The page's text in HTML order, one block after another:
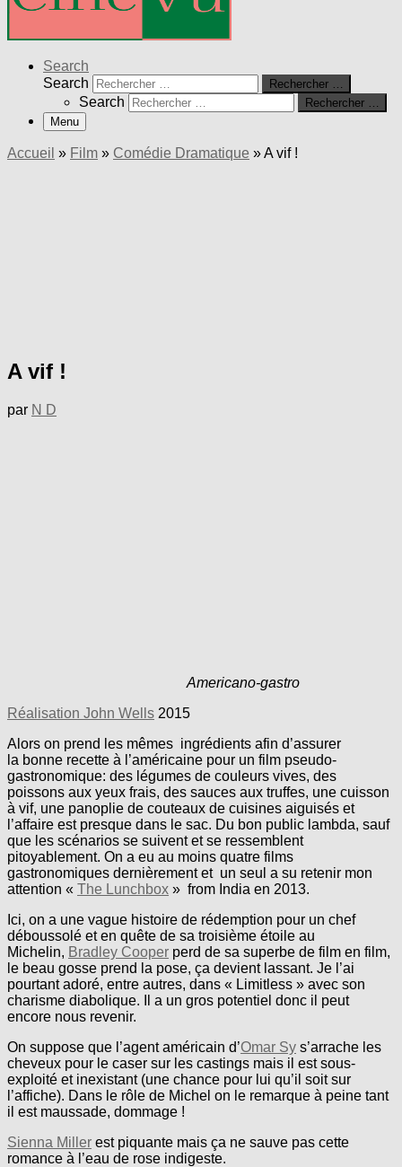
Search
Search
Rechercher …
Search
Rechercher …
Menu
Accueil » Film » Comédie Dramatique »A vif !
A vif !
par N D
Americano-gastro
Réalisation John Wells 2015
Alors on prend les mêmes ingrédients afin d’assurer
la bonne recette à l’américaine pour un film pseudo-
gastronomique: des légumes de couleurs vives, des
poissons aux yeux frais, des sauces aux truffes, une cuisson
à vif, une panoplie de couteaux de cuisines aiguisés et
l’affaire est presque dans le sac. Du bon public lambda, sauf
que les scénarios se suivent et se ressemblent
pitoyablement. On a eu au moins quatre films
gastronomiques dernièrement et un seul a su retenir mon
attention « The Lunchbox » from India en 2013.
Ici, on a une vague histoire de rédemption pour un chef
déboussolé et en quête de sa troisième étoile au
Michelin, Bradley Cooper perd de sa superbe de film en film,
le beau gosse prend la pose, ça devient lassant. Je l’ai
pourtant adoré, entre autres, dans « Limitless » avec son
charisme diabolique. Il a un gros potentiel donc il peut
encore nous revenir.
On suppose que l’agent américain d’Omar Sy s’arrache les
cheveux pour le caser sur les castings mais il est sous-
exploité et inexistant (une chance pour lui qu’il soit sur
l’affiche). Dans le rôle de Michel on le remarque à peine tant
il est maussade, dommage !
Sienna Miller est piquante mais ça ne sauve pas cette
romance à l’eau de rose indigeste.